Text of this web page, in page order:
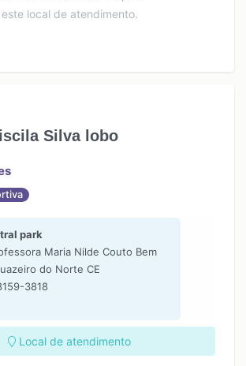
este local de atendimento.
Silva lobo
park
Maria Nilde Couto Bem
do Norte CE
3818
Local de atendimento